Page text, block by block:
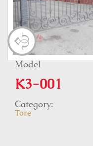
Model
K3-001
Category:
Tore